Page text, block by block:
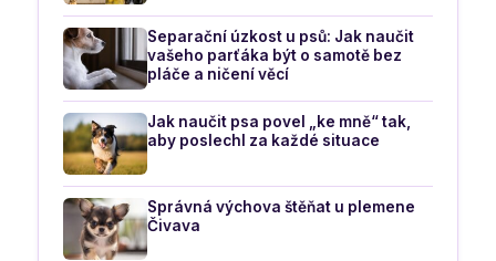
Separační úzkost u psů: Jak naučit
vašeho parťáka být o samotě bez
pláče a ničení věcí
Jak naučit psa povel „ke mně“ tak,
aby poslechl za každé situace
Správná výchova štěňat u plemene
Čivava